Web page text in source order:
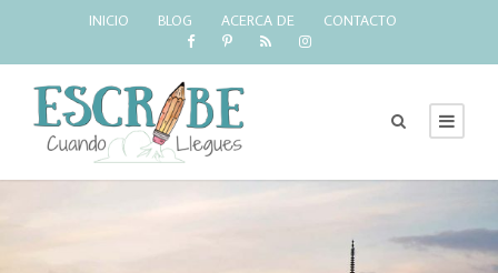
INICIO BLOG ACERCA DE CONTACTO